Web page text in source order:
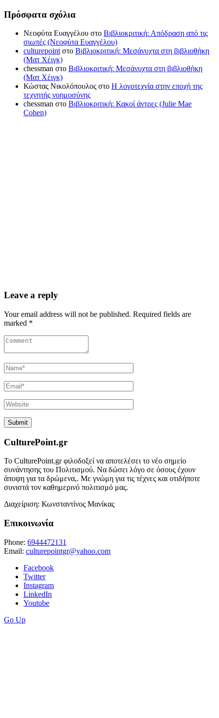
Πρόσφατα σχόλια
Νεοφύτα Ευαγγέλου στο Βιβλιοκριτική: Απόδραση από τις
σιωπές (Νεοφύτα Ευαγγέλου)
culturepointστο Βιβλιοκριτική: Μεσάνυχτα στη βιβλιοθήκη
(Ματ Χέιγκ)
chessman στο Βιβλιοκριτική: Μεσάνυχτα στη βιβλιοθήκη
(Ματ Χέιγκ)
Κώστας Νικολόπουλος στο Η λογοτεχνία στην εποχή της
τεχνητής νοημοσύνης
chessman στο Βιβλιοκριτική: Κακοί άντρες (Julie Mae
Cohen)
Leave a reply
Your email address will not be published. Required fields are
marked *
CulturePoint.gr
Το CulturePoint.gr φιλοδοξεί να αποτελέσει το νέο σημείο
συνάντησης του Πολιτισμού. Να δώσει λόγο σε όσους έχουν
άποψη για τα δρώμενα,. Με γνώμη για τις τέχνες και οτιδήποτε
συνιστά τον καθημερινό πολιτισμό μας.
Διαχείριση: Κωνσταντίνος Μανίκας
Επικοινωνία
Phone: 6944472131
Email: culturepointgr@yahoo.com
Facebook
Twitter
Instagram
LinkedIn
Youtube
Go Up